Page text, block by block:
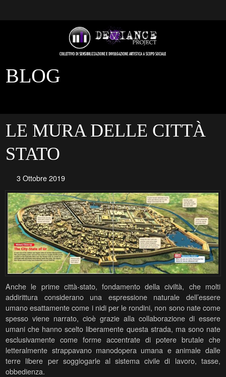
BLOG
LE MURA DELLE CITTÀ
STATO
3 Ottobre 2019
Anche le prime città-stato, fondamento della civiltà, che molti
addirittura considerano una espressione naturale dell’essere
umano esattamente come i nidi per le rondini, non sono nate come
spesso viene narrato, cioè grazie alla collaborazione di essere
umani che hanno scelto liberamente questa strada, ma sono nate
esclusivamente come forme accentrate di potere brutale che
letteralmente strappavano manodopera umana e animale dalle
terre libere per soggiogarle al sistema civile di lavoro, tasse,
obbedienza.